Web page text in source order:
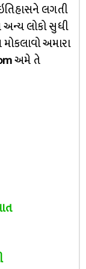
લગતી
અન્ય લોકો સુધી
અમારા
અમે તે